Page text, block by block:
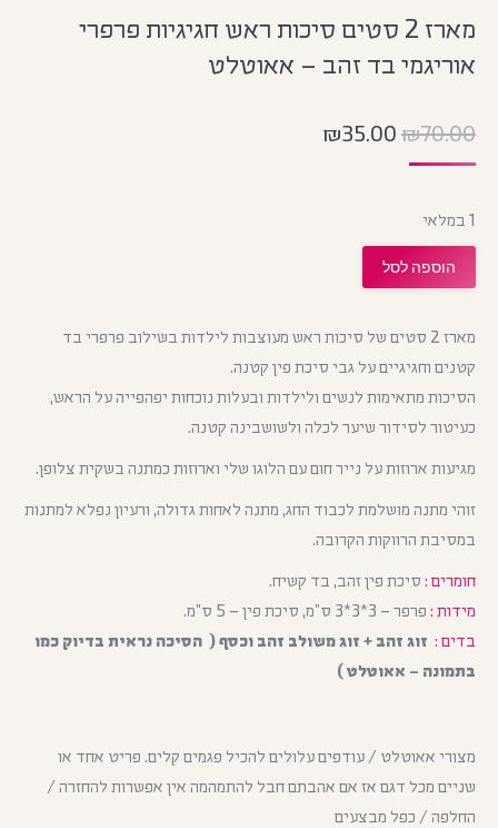
מארז 2 סטים סיכות ראש חגיגיות פרפרי
אוריגמי בד זהב – אאוטלט
₪70.00
₪35.00
מארז 2 סטים של סיכות ראש מעוצבות לילדות בשילוב פרפרי בד
קטנים וחגיגיים על גבי סיכת פין קטנה.
הסיכות מתאימות לנשים ולילדות ובעלות נוכחות יפהפייה על הראש,
כעיטור לסידור שיער לכלה ולשושבינה קטנה.
מגיעות ארוזות על נייר חום עם הלוגו שלי וארוזות כמתנה בשקית צלופן.
זוהי מתנה מושלמת לכבוד החג, מתנה לאחות גדולה, ורעיון נפלא למתנות
במסיבת הרווקות הקרובה.
חומרים : סיכת פין זהב, בד קשיח.
מידות : פרפר – 3*3*3 ס”מ, סיכת פין – 5 ס”מ.
בדים : זוג זהב + זוג משולב זהב וכסף ( הסיכה נראית בדיוק כמו
בתמונה – אאוטלט )
מצורי אאוטלט / עודפים עלולים להכיל פגמים קלים. פריט אחד או
שניים מכל דגם אז אם אהבתם חבל להתמהמה אין אפשרות להחזרה /
החלפה / כפל מבצעים
1 במלאי
הוספה לסל